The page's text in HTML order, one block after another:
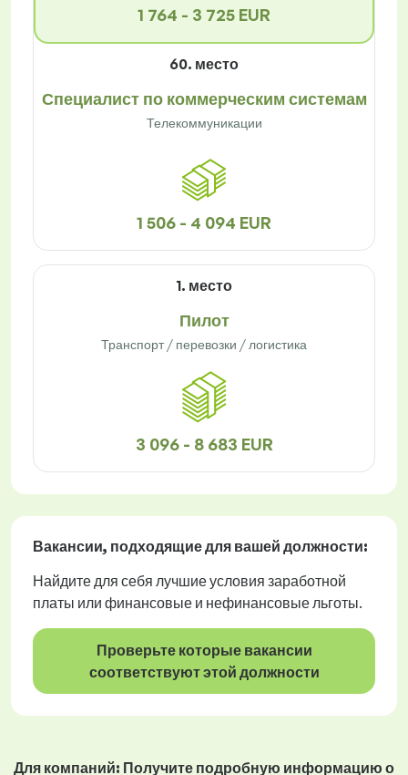
1 764 - 3 725 EUR
60. место
Специалист по коммерческим системам
Телекоммуникации
1 506 - 4 094 EUR
1. место
Пилот
Транспорт / перевозки / логистика
3 096 - 8 683 EUR
Вакансии, подходящие для вашей должности:
Найдите для себя лучшие условия заработной
платы или финансовые и нефинансовые льготы.
Проверьте которые вакансии
соответствуют этой должности
Для компаний: Получите подробную информацию о